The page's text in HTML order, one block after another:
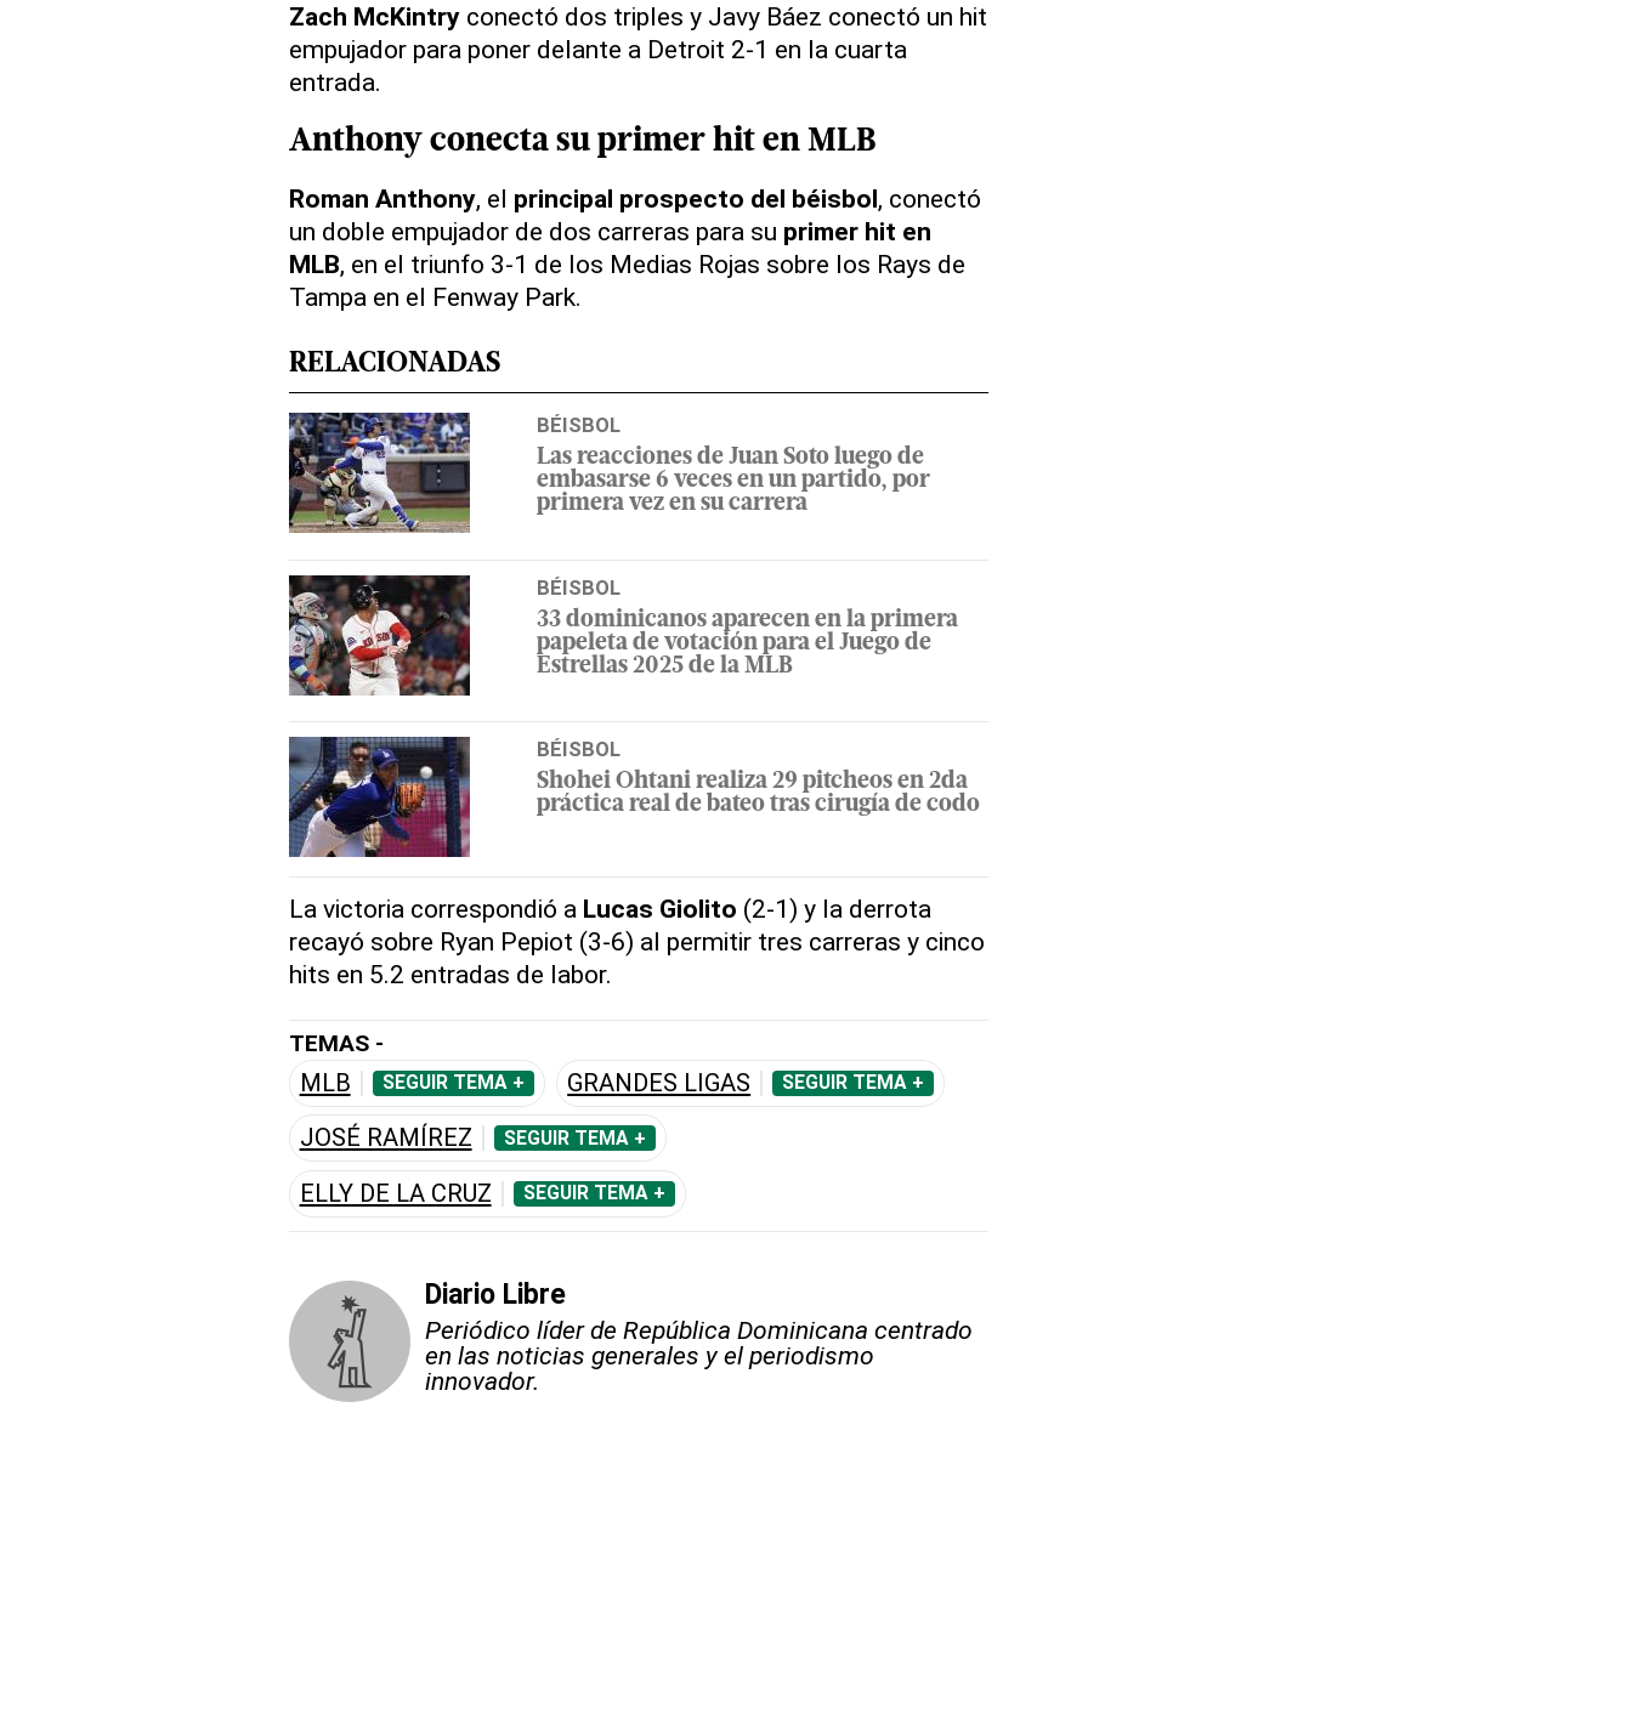
Zach McKintry conectó dos triples y Javy Báez conectó un hit
empujador para poner delante a Detroit 2-1 en la cuarta
entrada.
Anthony conecta su primer hit en MLB
Roman Anthony, el principal prospecto del béisbol, conectó
un doble empujador de dos carreras para su primer hit en
MLB, en el triunfo 3-1 de los Medias Rojas sobre los Rays de
Tampa en el Fenway Park.
RELACIONADAS
BÉISBOL
Las reacciones de Juan Soto luego de
embasarse 6 veces en un partido, por
primera vez en su carrera
BÉISBOL
33 dominicanos aparecen en la primera
papeleta de votación para el Juego de
Estrellas 2025 de la MLB
BÉISBOL
Shohei Ohtani realiza 29 pitcheos en 2da
práctica real de bateo tras cirugía de codo
La victoria correspondió a Lucas Giolito (2-1) y la derrota
recayó sobre Ryan Pepiot (3-6) al permitir tres carreras y cinco
hits en 5.2 entradas de labor.
TEMAS -
MLB SEGUIR TEMA + GRANDES LIGAS SEGUIR TEMA +
JOSÉ RAMÍREZ SEGUIR TEMA +
ELLY DE LA CRUZ SEGUIR TEMA +
Diario Libre
Periódico líder de República Dominicana centrado
en las noticias generales y el periodismo
innovador.